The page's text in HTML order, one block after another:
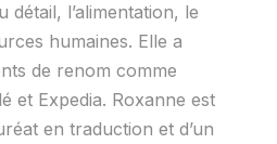
détail, l’alimentation, le
humaines. Elle a
de renom comme
et Expedia. Roxanne est
en traduction et d’un